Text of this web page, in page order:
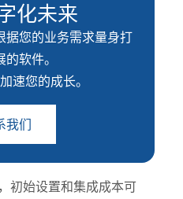
化未来
据您的业务需求量身打
软件。
速您的成长。
我们
初始设置和集成成本可